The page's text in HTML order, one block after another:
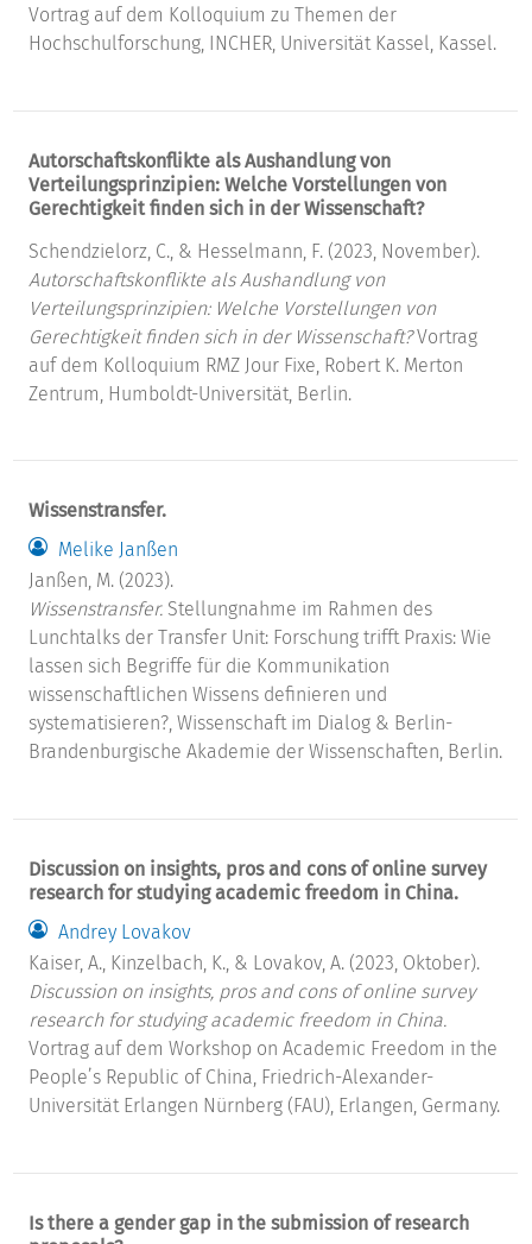
Vortrag auf dem Kolloquium zu Themen der
Hochschulforschung, INCHER, Universität Kassel, Kassel.
Autorschaftskonflikte als Aushandlung von
Verteilungsprinzipien: Welche Vorstellungen von
Gerechtigkeit finden sich in der Wissenschaft?
Schendzielorz, C., & Hesselmann, F. (2023, November).
Autorschaftskonflikte als Aushandlung von
Verteilungsprinzipien: Welche Vorstellungen von
Gerechtigkeit finden sich in der Wissenschaft?Vortrag
auf dem Kolloquium RMZ Jour Fixe, Robert K. Merton
Zentrum, Humboldt-Universität, Berlin.
Wissenstransfer.
Melike Janßen
Janßen, M. (2023).
Wissenstransfer. Stellungnahme im Rahmen des
Lunchtalks der Transfer Unit: Forschung trifft Praxis: Wie
lassen sich Begriffe für die Kommunikation
wissenschaftlichen Wissens definieren und
systematisieren?, Wissenschaft im Dialog & Berlin-
Brandenburgische Akademie der Wissenschaften, Berlin.
Discussion on insights, pros and cons of online survey
research for studying academic freedom in China.
Andrey Lovakov
Kaiser, A., Kinzelbach, K., & Lovakov, A. (2023, Oktober).
Discussion on insights, pros and cons of online survey
research for studying academic freedom in China.
Vortrag auf dem Workshop on Academic Freedom in the
People’s Republic of China, Friedrich-Alexander-
Universität Erlangen Nürnberg (FAU), Erlangen, Germany.
Is there a gender gap in the submission of research